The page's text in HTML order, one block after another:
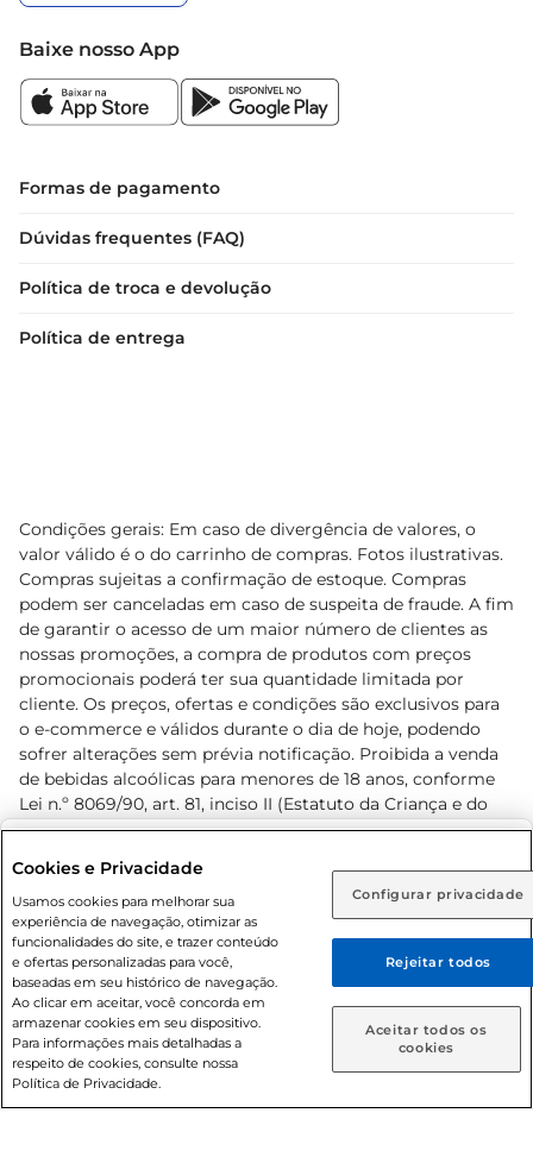
Rio de Janeiro (RJ) Goiás (GO)
Ou
Caso queira comprar online, informe como deseja receber
suas compras:
Entrega em casa Retire em Loja
Baixe nosso App
Formas de pagamento
Dúvidas frequentes (FAQ)
Política de troca e devolução
Política de entrega
Condições gerais: Em caso de divergência de valores, o
valor válido é o do carrinho de compras. Fotos ilustrativas.
Compras sujeitas a confirmação de estoque. Compras
podem ser canceladas em caso de suspeita de fraude. A fim
de garantir o acesso de um maior número de clientes as
nossas promoções, a compra de produtos com preços
promocionais poderá ter sua quantidade limitada por
cliente. Os preços, ofertas e condições são exclusivos para
o e-commerce e válidos durante o dia de hoje, podendo
sofrer alterações sem prévia notificação. Proibida a venda
de bebidas alcoólicas para menores de 18 anos, conforme
Lei n.º 8069/90, art. 81, inciso II (Estatuto da Criança e do
Adolescente). Preços e condições exclusivos para o
prévio. O valor mínimo para as compras on-line é de R$
80,00.
© 2026 Copyright. Todos os direitos
reservados Prezunic.
Cookies e Privacidade
Usamos cookies para melhorar sua
experiência de navegação, otimizar as
funcionalidades do site, e trazer conteúdo
e ofertas personalizadas para você,
baseadas em seu histórico de navegação.
Ao clicar em aceitar, você concorda em
armazenar cookies em seu dispositivo.
Para informações mais detalhadas a
respeito de cookies, consulte nossa
Política de Privacidade.
Configurar privacidade
Rejeitar todos
Aceitar todos os
cookies